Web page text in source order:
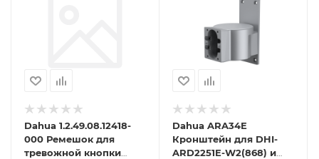
Dahua 1.2.49.08.12418-
000 Ремешок для
тревожной кнопки
Dahua ARA34E
Кронштейн для DHI-
ARD2251E-W2(868) и